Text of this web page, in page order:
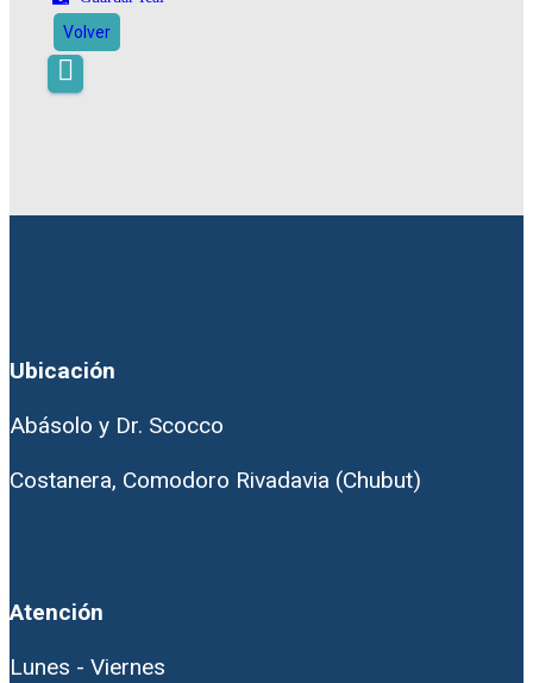
Volver
Ubicación
Abásolo y Dr. Scocco
Costanera, Comodoro Rivadavia (Chubut)
Atención
Lunes - Viernes